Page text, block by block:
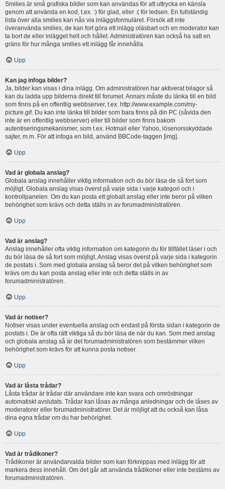
Smilies är små grafiska bilder som kan användas för att uttrycka en känsla
genom att använda en kod, t.ex. :) för glad, eller :( för ledsen. En fullständig
lista över alla smilies kan nås via inläggsformuläret. Försök att inte
överanvända smilies, de kan fort göra ett inlägg oläsbart och en moderator kan
ta bort de eller inlägget helt och hållet. Administratören kan också ha satt en
gräns för hur många smilies ett inlägg får innehålla.
Upp
Kan jag infoga bilder?
Ja, bilder kan visas i dina inlägg. Om administratören har aktiverat bilagor så
kan du ladda upp bilderna direkt till forumet. Annars måste du länka till en bild
som finns på en offentlig webbserver, t.ex. http://www.example.com/my-
picture.gif. Du kan inte länka till bilder som bara finns på din PC (såvida den
inte är en offentlig webbserver) eller till bilder som finns bakom
autentiseringsmekanismer, som t.ex. Hotmail eller Yahoo, lösenorsskyddade
sajter, m.m. För att infoga en bild, använd BBCode-taggen [img].
Upp
Vad är globala anslag?
Globala anslag innehåller viktig information och du bör läsa de så fort som
möjligt. Globala anslag visas överst på varje sida i varje kategori och i
kontrollpanelen. Om du kan posta ett globalt anslag eller inte beror på vilken
behörighet som krävs och detta ställs in av forumadministratören.
Upp
Vad är anslag?
Anslag innehåller ofta viktig information om kategorin du för tillfället läser i och
du bör läsa de så fort som möjligt. Anslag visas överst på varje sida i kategorin
de postats i. Som med globala anslag så beror det på vilken behörighet som
krävs om du kan posta anslag eller inte och detta ställs in av
forumadministratören.
Upp
Vad är notiser?
Notiser visas under eventuella anslag och endast på första sidan i kategorin de
postats i. De är ofta rätt viktiga så du bör läsa de när du kan. Som med anslag
och globala anslag så är det forumadministratören som bestämmer vilken
behörighet som krävs för att kunna posta notiser.
Upp
Vad är låsta trådar?
Låsta trådar är trådar där användare inte kan svara och omröstningar
automatiskt avslutats. Trådar kan låsas av många anledningar och de låses av
moderatorer eller forumadministratörer. Det är möjligt att du också kan låsa
dina egna trådar om du har behörighet.
Upp
Vad är trådikoner?
Trådikoner är användarvalda bilder som kan förknippas med inlägg för att
markera dess innehåll. Om det går att använda trådikoner eller inte bestäms av
forumadministratören.